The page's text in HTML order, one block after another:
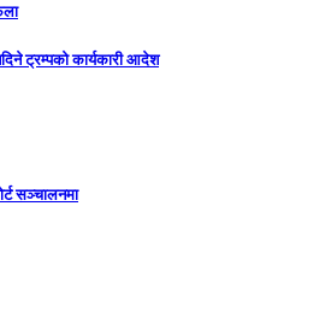
ट्रम्पको कार्यकारी आदेश
सञ्चालनमा